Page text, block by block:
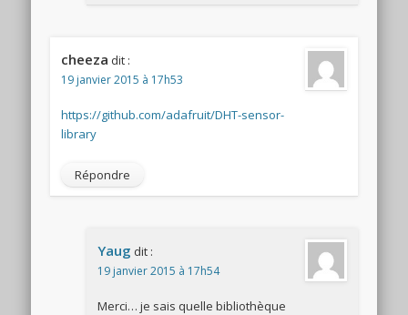
cheeza dit :
19 janvier 2015 à 17h53
https://github.com/adafruit/DHT-sensor-
library
Répondre
Yaug dit :
19 janvier 2015 à 17h54
Merci… je sais quelle bibliothèque